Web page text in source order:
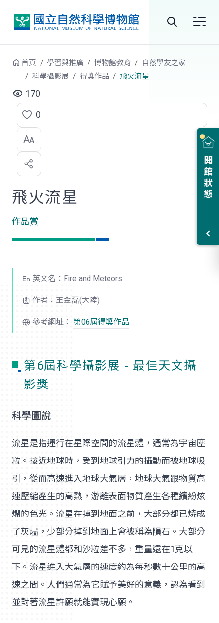
站
開館狀態
首頁 學習與推廣 博物館教育
自然學友之家
科學攝影展
得獎作品 飛火流星
170
點
選
喜
歡
0
飛火流星
作品賞
英文名：Fire and Meteors
作者：王金磊(大陸)
參考網址： 第06屆得獎作品
第6屆科學攝影展 - 最佳天文攝
影獎
科學圖說
流星是指運行在星際空間的流星體，通常為宇宙塵
粒。接近地球時，受到地球引力的攝動而被地球吸
引，從而高速進入地球大氣層，地球大氣跟物質高
速壓縮產生的高熱，游離表面物質產生各種繽紛炫
爛的色光。流星在掉到地面之前，大部分都已燒成
了灰燼，少部分掉到地面上會被稱為隕石。大部分
可見的流星體都和沙粒差不多，重量遠在1克以
下。流星進入大氣層的速度約為每秒數十公里的高
速之間。人們通常為它賦予美好的意義，認為看到
並對著流星許願就能實現心願。